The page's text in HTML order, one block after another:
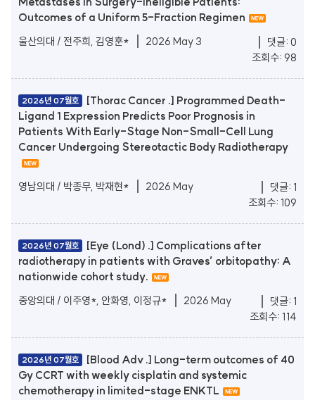
Outcomes of a Uniform 5-Fraction Regimen
울산의대 / 전주희, 김영훈*
2026 May 3
댓글: 0
조회수: 98
2026년 07월호
[Thorac Cancer .] Programmed Death-
Ligand 1 Expression Predicts Poor Prognosis in
Patients With Early-Stage Non-Small-Cell Lung
Cancer Undergoing Stereotactic Body Radiotherapy
영남의대 / 박종무, 박재현* 2026 May
댓글: 1
조회수: 109
2026년 07월호
[Eye (Lond) .] Complications after
radiotherapy in patients with Graves’ orbitopathy: A
nationwide cohort study.
중앙의대 / 이주영*, 안화영, 이정규*
2026 May
댓글: 1
조회수: 114
2026년 07월호
[Blood Adv .] Long-term outcomes of 40
Gy CCRT with weekly cisplatin and systemic
chemotherapy in limited-stage ENKTL